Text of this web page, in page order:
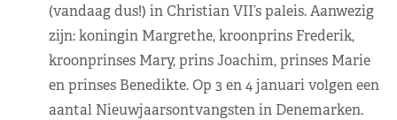
(vandaag dus!) in Christian VII’s paleis. Aanwezig
zijn: koningin Margrethe, kroonprins Frederik,
kroonprinses Mary, prins Joachim, prinses Marie
en prinses Benedikte. Op 3 en 4 januari volgen een
aantal Nieuwjaarsontvangsten in Denemarken.